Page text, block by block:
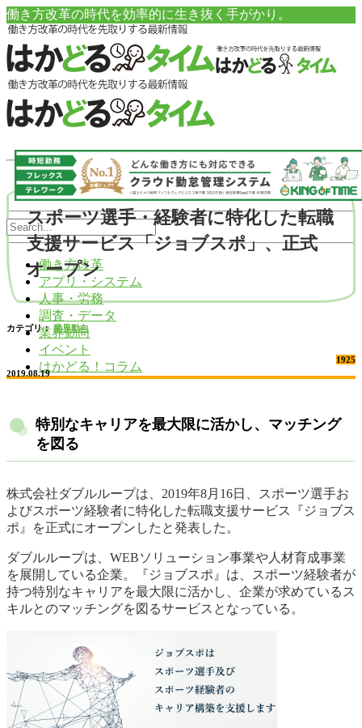
働き方改革の時代を効率的に生き抜く手がかり。
働き方改革
アプリ・システム
人事・労務
調査・データ
業界動向
イベント
はかどる！コラム
スポーツ選手・経験者に特化した転職
支援サービス「ジョブスポ」、正式
オープン
カテゴリ： 業界動向
1925
2019.08.19
特別なキャリアを最大限に活かし、マッチング
を図る
株式会社ダブルループは、2019年8月16日、スポーツ選手お
よびスポーツ経験者に特化した転職支援サービス『ジョブス
ポ』を正式にオープンしたと発表した。
ダブルループは、WEBソリューション事業や人材育成事業
を展開している企業。『ジョブスポ』は、スポーツ経験者が
持つ特別なキャリアを最大限に活かし、企業が求めているス
キルとのマッチングを図るサービスとなっている。